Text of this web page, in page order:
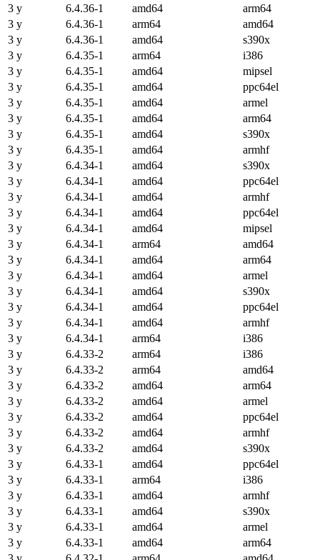
3 y
6.4.36-1 amd64
arm64
3 y
6.4.36-1 arm64
amd64
3 y
6.4.36-1 amd64
s390x
3 y
6.4.35-1 arm64
i386
3 y
6.4.35-1 amd64
mipsel
3 y
6.4.35-1 amd64
ppc64el
3 y
6.4.35-1 amd64
armel
3 y
6.4.35-1 amd64
arm64
3 y
6.4.35-1 amd64
s390x
3 y
6.4.35-1 amd64
armhf
3 y
6.4.34-1 amd64
s390x
3 y
6.4.34-1 amd64
ppc64el
3 y
6.4.34-1 amd64
armhf
3 y
6.4.34-1 amd64
ppc64el
3 y
6.4.34-1 amd64
mipsel
3 y
6.4.34-1 arm64
amd64
3 y
6.4.34-1 amd64
arm64
3 y
6.4.34-1 amd64
armel
3 y
6.4.34-1 amd64
s390x
3 y
6.4.34-1 amd64
ppc64el
3 y
6.4.34-1 amd64
armhf
3 y
6.4.34-1 arm64
i386
3 y
6.4.33-2 arm64
i386
3 y
6.4.33-2 arm64
amd64
3 y
6.4.33-2 amd64
arm64
3 y
6.4.33-2 amd64
armel
3 y
6.4.33-2 amd64
ppc64el
3 y
6.4.33-2 amd64
armhf
3 y
6.4.33-2 amd64
s390x
3 y
6.4.33-1 amd64
ppc64el
3 y
6.4.33-1 arm64
i386
3 y
6.4.33-1 amd64
armhf
3 y
6.4.33-1 amd64
s390x
3 y
6.4.33-1 amd64
armel
3 y
6.4.33-1 amd64
arm64